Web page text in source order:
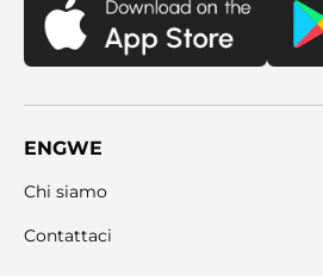
ENGWE
Chi siamo
Contattaci